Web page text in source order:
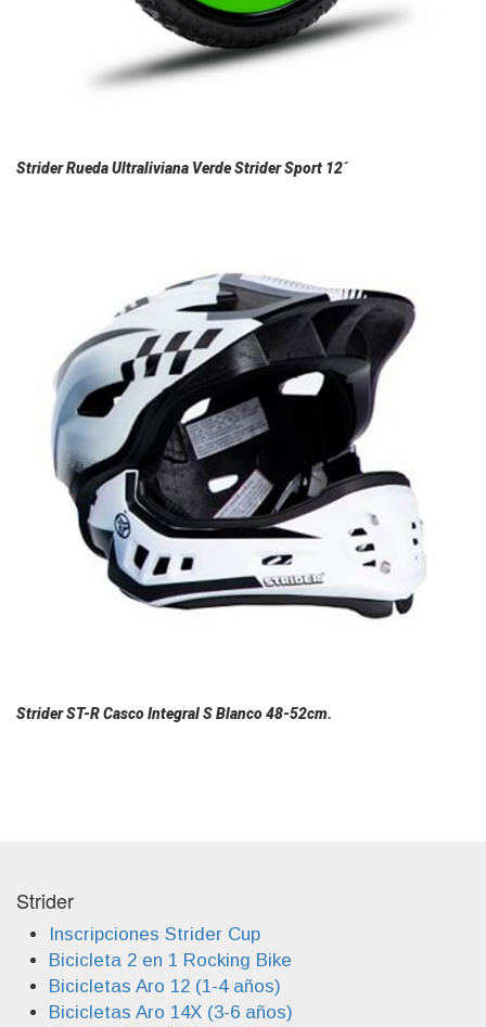
Strider Rueda Ultraliviana Verde Strider Sport 12´
Strider ST-R Casco Integral S Blanco 48-52cm.
Strider
Inscripciones Strider Cup
Bicicleta 2 en 1 Rocking Bike
Bicicletas Aro 12 (1-4 años)
Bicicletas Aro 14X (3-6 años)